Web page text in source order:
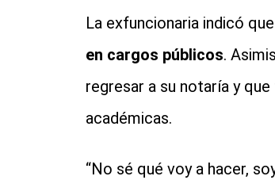
La exfuncionaria indicó
en cargos públicos.
regresar a su notaría y
académicas.
“No sé qué voy a hacer,